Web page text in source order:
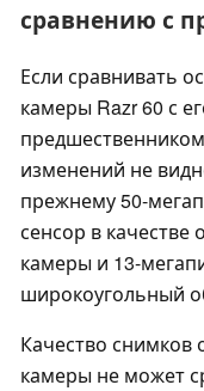
сравнению с
Если сравнивать
камеры Razr 60 с
изменений не
прежнему 50-
сенсор в качестве
камеры и 13-
широкоугольный
Качество снимков
камеры не может